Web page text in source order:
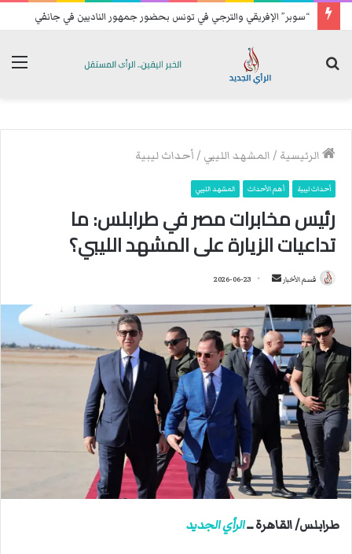
“سوبر” الإفريقي والترجي في تونس بحضور جمهور الناديين في جانفي
الرئيسية /المشهد الليبي /أحداث ليبية
أحداث ليبية أهم الأحداث المشهد الليبي
رئيس مخابرات مصر في طرابلس: ما
تداعيات الزيارة على المشهد الليبي؟
قسم الأخبار
س
ل
ب
إ
ل
ك
ر
2026-06-23
طرابلس/ القاهرة ــالرأي الجديد